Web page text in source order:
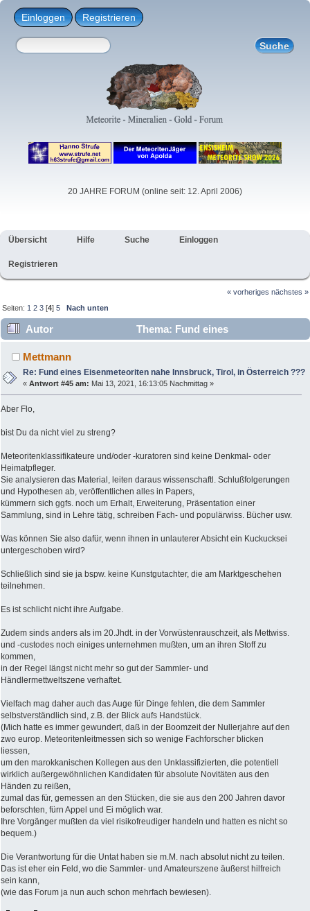
Einloggen Registrieren
20 JAHRE FORUM (online seit: 12. April 2006)
Übersicht Hilfe Suche Einloggen
Registrieren
« vorheriges nächstes »
Seiten: 1 2 3 [4]5 Nach unten
Autor
Thema: Fund eines
Eisenmeteoriten nahe Innsbruck, Tirol, in Österreich ???
(Gelesen 28752 mal)
Mettmann
Re: Fund eines Eisenmeteoriten nahe Innsbruck, Tirol, in Österreich ???
«Antwort #45 am: Mai 13, 2021, 16:13:05 Nachmittag »
Aber Flo,
bist Du da nicht viel zu streng?
Meteoritenklassifikateure und/oder -kuratoren sind keine Denkmal- oder
Heimatpfleger.
Sie analysieren das Material, leiten daraus wissenschaftl. Schlußfolgerungen
und Hypothesen ab, veröffentlichen alles in Papers,
kümmern sich ggfs. noch um Erhalt, Erweiterung, Präsentation einer
Sammlung, sind in Lehre tätig, schreiben Fach- und populärwiss. Bücher usw.
Was können Sie also dafür, wenn ihnen in unlauterer Absicht ein Kuckucksei
untergeschoben wird?
Schließlich sind sie ja bspw. keine Kunstgutachter, die am Marktgeschehen
teilnehmen.
Es ist schlicht nicht ihre Aufgabe.
Zudem sinds anders als im 20.Jhdt. in der Vorwüstenrauschzeit, als Mettwiss.
und -custodes noch einiges unternehmen mußten, um an ihren Stoff zu
kommen,
in der Regel längst nicht mehr so gut der Sammler- und
Händlermettweltszene verhaftet.
Vielfach mag daher auch das Auge für Dinge fehlen, die dem Sammler
selbstverständlich sind, z.B. der Blick aufs Handstück.
(Mich hatte es immer gewundert, daß in der Boomzeit der Nullerjahre auf den
zwo europ. Meteoritenleitmessen sich so wenige Fachforscher blicken
liessen,
um den marokkanischen Kollegen aus den Unklassifizierten, die potentiell
wirklich außergewöhnlichen Kandidaten für absolute Novitäten aus den
Händen zu reißen,
zumal das für, gemessen an den Stücken, die sie aus den 200 Jahren davor
beforschten, fürn Appel und Ei möglich war.
Ihre Vorgänger mußten da viel risikofreudiger handeln und hatten es nicht so
bequem.)
Die Verantwortung für die Untat haben sie m.M. nach absolut nicht zu teilen.
Das ist eher ein Feld, wo die Sammler- und Amateurszene äußerst hilfreich
sein kann,
(wie das Forum ja nun auch schon mehrfach bewiesen).